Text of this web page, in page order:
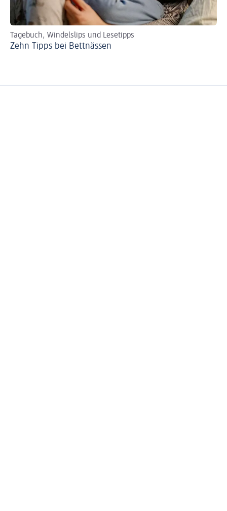
Tagebuch, Windelslips und Lesetipps
Zehn Tipps bei Bettnässen